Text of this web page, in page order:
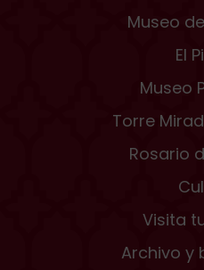
Museo
El
Museo
Torre
Rosario
Visita
Archivo y